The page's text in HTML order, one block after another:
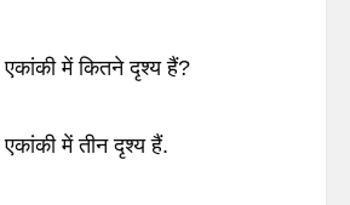
एकांकी में कितने दृश्य हैं?
एकांकी में तीन दृश्य हैं.